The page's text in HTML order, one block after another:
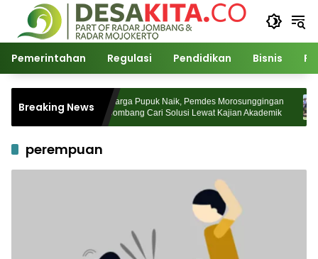
Langsung
konten
Pemerintahan Regulasi Pendidikan Bisnis
Breaking News
Padati
Harga Pupuk Naik, Pemdes Morosunggingan
Jombang Cari Solusi Lewat Kajian Akademik
perempuan